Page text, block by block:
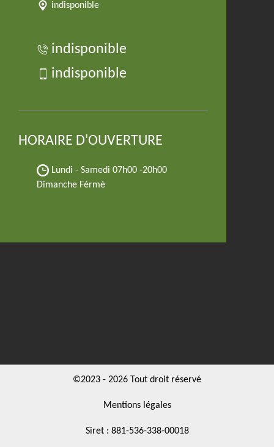
indisponible
indisponible
indisponible
HORAIRE D'OUVERTURE
Lundi - Samedi 07h00 -20h00
Dimanche Férmé
©2023 - 2026 Tout droit réservé
Mentions légales
Siret : 881-536-338-00018